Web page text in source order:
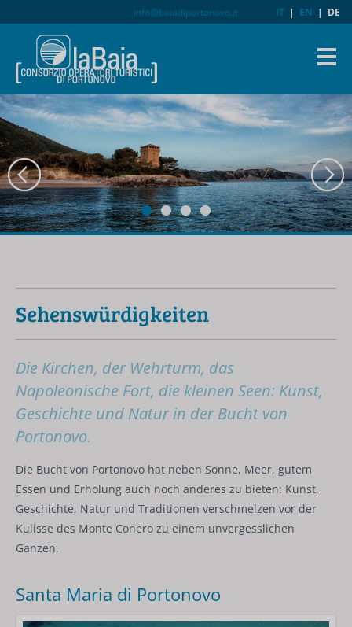
info@baiadiportonovo.it IT | EN | DE
Sehenswürdigkeiten
Die Kirchen, der Wehrturm, das
Napoleonische Fort, die kleinen Seen: Kunst,
Geschichte und Natur in der Bucht von
Portonovo.
Die Bucht von Portonovo hat neben Sonne, Meer, gutem
Essen und Erholung auch noch anderes zu bieten: Kunst,
Geschichte, Natur und Traditionen verschmelzen vor der
Kulisse des Monte Conero zu einem unvergesslichen
Ganzen.
Santa Maria di Portonovo